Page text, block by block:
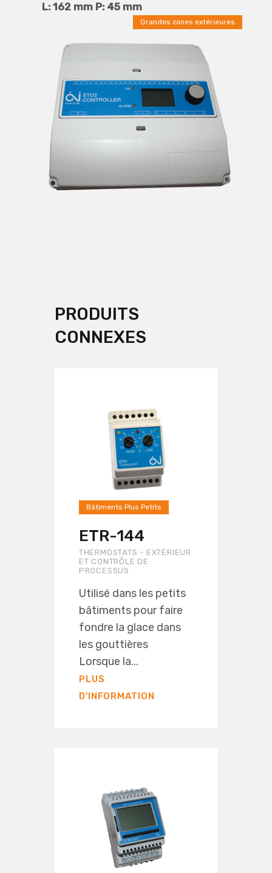
L: 162 mm P: 45 mm
Grandes zones extérieures
PRODUITS
CONNEXES
Bâtiments Plus Petits
ETR-144
THERMOSTATS - EXTÉRIEUR
ET CONTRÔLE DE
PROCESSUS
Utilisé dans les petits
bâtiments pour faire
fondre la glace dans
les gouttières
Lorsque la...
PLUS
D'INFORMATION